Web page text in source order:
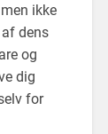
ikke
dens
og
dig
for